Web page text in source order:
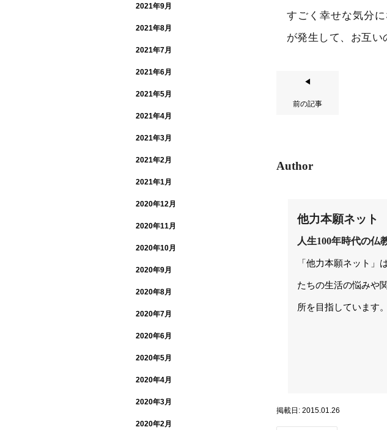
すごく幸せな気分
が発生して、お互い
◀
前の記事
Author
他力本願ネット
人生100年時代の仏
「他力本願ネット」
たちの生活の悩みや
所を目指しています。
掲載日: 2015.01.26
2021年9月
2021年8月
2021年7月
2021年6月
2021年5月
2021年4月
2021年3月
2021年2月
2021年1月
2020年12月
2020年11月
2020年10月
2020年9月
2020年8月
2020年7月
2020年6月
2020年5月
2020年4月
2020年3月
2020年2月